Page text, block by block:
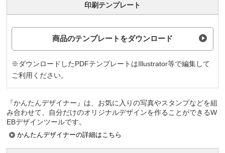
印刷テンプレート
商品のテンプレートをダウンロード
※ダウンロードしたPDFテンプレートはIllustrator等で編集して
ご利用ください。
『かんたんデザイナー』は、お気に入りの写真やスタンプなどを組
み合わせて、自分だけのオリジナルデザインを作ることができるW
EBデザインツールです。
かんたんデザイナーの詳細はこちら